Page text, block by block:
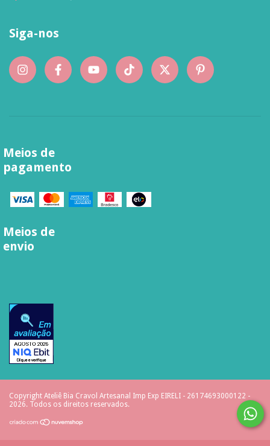
Siga-nos
Meios de
pagamento
Meios de
envio
Copyright Ateliê Bia Cravol Artesanal Imp Exp EIRELI - 26174693000122 -
2026. Todos os direitos reservados.